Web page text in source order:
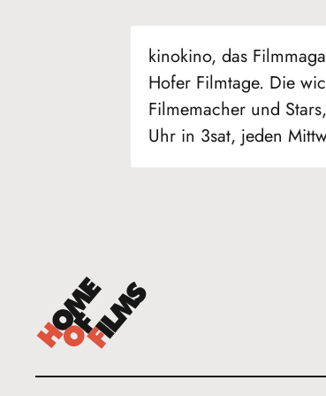
kinokino, das
Hofer Filmtage. Die
Filmemacher und
Uhr in 3sat, jeden